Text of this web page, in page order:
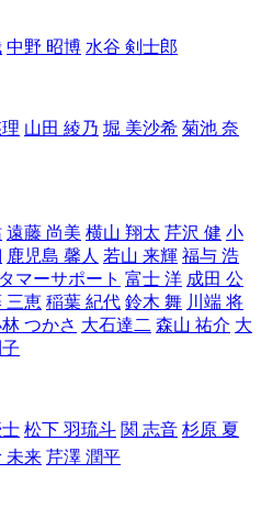
中野 昭博 水谷 剣士郎
山田 綾乃 堀 美沙希 菊池 奈
遠藤 尚美 横山 翔太 芹沢 健 小
鹿児島 馨人 若山 来輝 福与 浩
マーサポート 富士 洋 成田 公
三恵 稲葉 紀代 鈴木 舞 川端 将
つかさ 大石達二 森山 祐介 大
松下 羽琉斗 関 志音 杉原 夏
未来 芹澤 潤平